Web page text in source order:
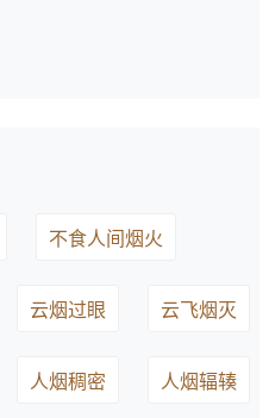
不食人间烟火
云烟过眼 云飞烟灭
人烟稠密 人烟辐辏